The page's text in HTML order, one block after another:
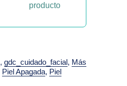
producto
, gdc_cuidado_facial, Más
Piel Apagada, Piel